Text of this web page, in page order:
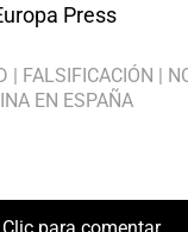
Press
FALSIFICACIÓN
EN ESPAÑA